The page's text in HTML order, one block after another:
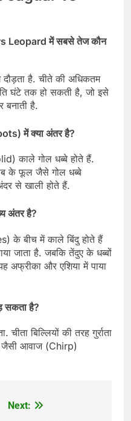
Leopard में सबसे तेज कौन
है. चीते की अधिकतम
घंटे तक हो सकती है, जो इसे
है.
में क्या अंतर है?
काले गोल धब्बे होते हैं.
के फूल जैसे गोल धब्बे
से खाली होते हैं.
अंतर है?
के बीच में काले बिंदु होते हैं
जाता है. जबकि तेंदुए के धब्बों
अफ्रीका और एशिया में पाया
सकता है?
चीता बिल्लियों की तरह गुर्राता
जैसी आवाज (Chirp)
Next: